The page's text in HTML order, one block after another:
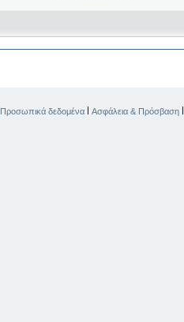
Προσωπικά δεδομένα | Ασφάλεια & Πρόσβαση